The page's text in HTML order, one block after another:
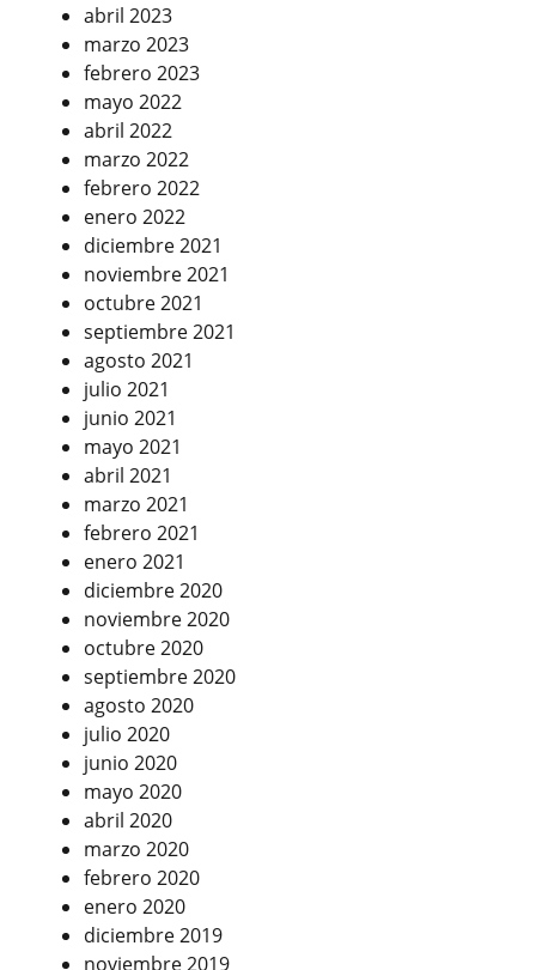
abril 2023
marzo 2023
febrero 2023
mayo 2022
abril 2022
marzo 2022
febrero 2022
enero 2022
diciembre 2021
noviembre 2021
octubre 2021
septiembre 2021
agosto 2021
julio 2021
junio 2021
mayo 2021
abril 2021
marzo 2021
febrero 2021
enero 2021
diciembre 2020
noviembre 2020
octubre 2020
septiembre 2020
agosto 2020
julio 2020
junio 2020
mayo 2020
abril 2020
marzo 2020
febrero 2020
enero 2020
diciembre 2019
noviembre 2019